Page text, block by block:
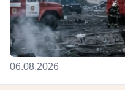
06.08.2026